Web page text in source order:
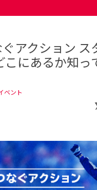
アクション ス
こにあるか知っ
ベント